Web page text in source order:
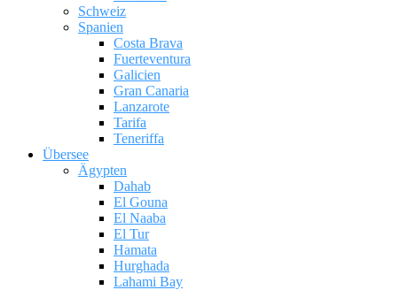
Schweiz
Spanien
Costa Brava
Fuerteventura
Galicien
Gran Canaria
Lanzarote
Tarifa
Teneriffa
Übersee
Ägypten
Dahab
El Gouna
El Naaba
El Tur
Hamata
Hurghada
Lahami Bay